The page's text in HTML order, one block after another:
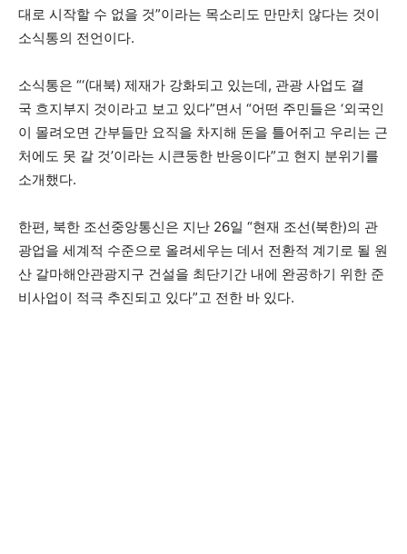
대로 시작할 수 없을 것”이라는 목소리도 만만치 않다는 것이
소식통의 전언이다.
소식통은 “‘(대북) 제재가 강화되고 있는데, 관광 사업도 결
국 흐지부지 것이라고 보고 있다”면서 “어떤 주민들은 ‘외국인
이 몰려오면 간부들만 요직을 차지해 돈을 틀어쥐고 우리는 근
처에도 못 갈 것’이라는 시큰둥한 반응이다”고 현지 분위기를
소개했다.
한편, 북한 조선중앙통신은 지난 26일 “현재 조선(북한)의 관
광업을 세계적 수준으로 올려세우는 데서 전환적 계기로 될 원
산 갈마해안관광지구 건설을 최단기간 내에 완공하기 위한 준
비사업이 적극 추진되고 있다”고 전한 바 있다.